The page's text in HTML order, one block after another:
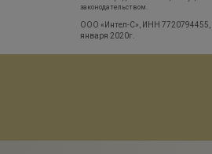
законодательством.
ООО «Интел-С», ИНН
января 2020г.